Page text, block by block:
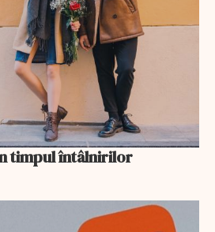
timpul întâlnirilor